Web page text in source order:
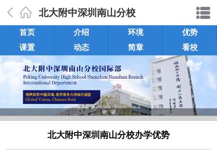
北大附中深圳南山分校
首页 介绍 环境
优势
课置
动态 简章 看校
北大附中深圳南山分校办学优势